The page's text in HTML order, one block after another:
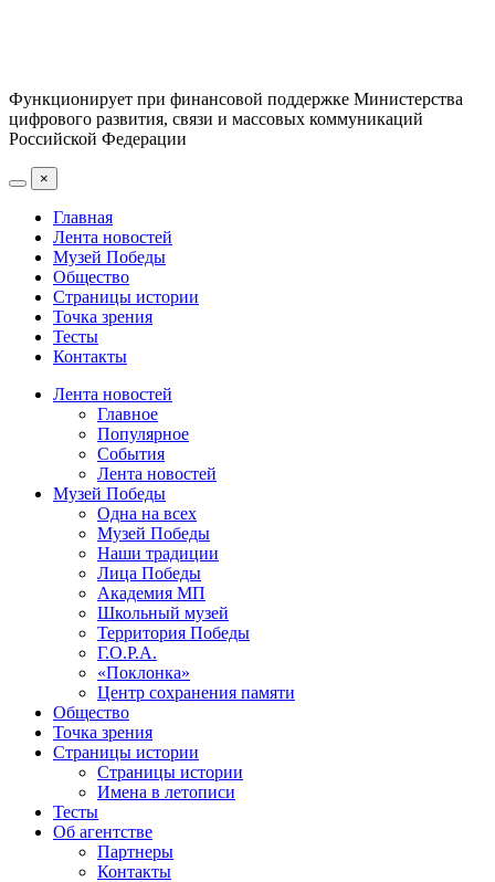
Функционирует при финансовой поддержке Министерства
цифрового развития, связи и массовых коммуникаций
Российской Федерации
×
Главная
Лента новостей
Музей Победы
Общество
Страницы истории
Точка зрения
Тесты
Контакты
Лента новостей
Главное
Популярное
События
Лента новостей
Музей Победы
Одна на всех
Музей Победы
Наши традиции
Лица Победы
Академия МП
Школьный музей
Территория Победы
Г.О.Р.А.
«Поклонка»
Центр сохранения памяти
Общество
Точка зрения
Страницы истории
Страницы истории
Имена в летописи
Тесты
Об агентстве
Партнеры
Контакты